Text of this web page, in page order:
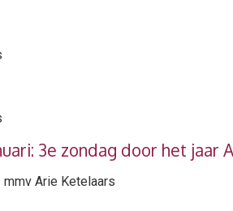
3e zondag door het jaar A
Arie Ketelaars